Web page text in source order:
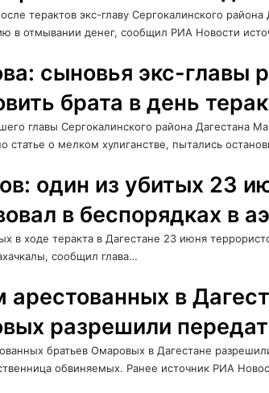
терактов экс-главу Сергокалинского
в отмывании денег, сообщил РИА Новости
сыновья экс-главы
брата в день
главы Сергокалинского района Дагестана
статье о мелком хулиганстве, пытались
один из убитых 23
в беспорядках в
в ходе теракта в Дагестане 23 июня
сообщил глава…
в
разрешили
братьев Омаровых в Дагестане
обвиняемых. Ранее источник РИА